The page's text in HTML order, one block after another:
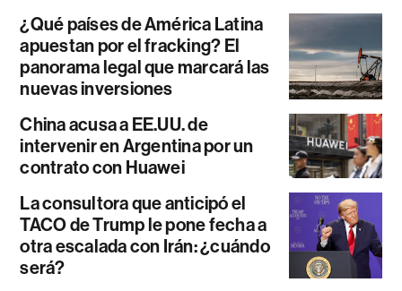
¿Qué países de América Latina
apuestan por el fracking? El
panorama legal que marcará las
nuevas inversiones
China acusa a EE.UU. de
intervenir en Argentina por un
contrato con Huawei
La consultora que anticipó el
TACO de Trump le pone fecha a
otra escalada con Irán: ¿cuándo
será?